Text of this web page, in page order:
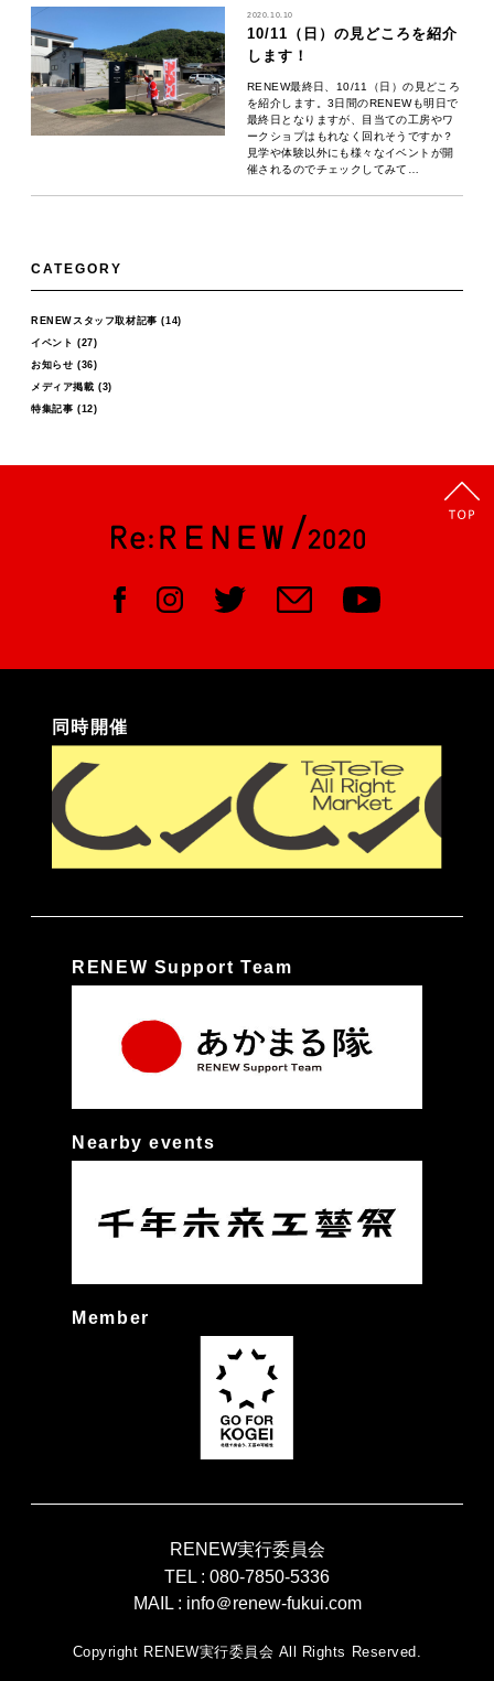
2020.10.10
10/11（日）の見どころを紹介
します！
RENEW最終日、10/11（日）の見どころ
を紹介します。3日間のRENEWも明日で
最終日となりますが、目当ての工房やワ
ークショプはもれなく回れそうですか？
見学や体験以外にも様々なイベントが開
催されるのでチェックしてみて…
CATEGORY
RENEWスタッフ取材記事 (14)
イベント (27)
お知らせ (36)
メディア掲載 (3)
特集記事 (12)
同時開催
RENEW Support Team
Nearby events
Member
RENEW実行委員会
TEL : 080-7850-5336
MAIL : info＠renew-fukui.com
Copyright RENEW実行委員会 All Rights Reserved.